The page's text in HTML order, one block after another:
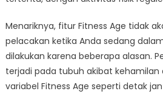
Menariknya, fitur Fitness Age tidak
pelacakan ketika Anda sedang
dilakukan karena beberapa alasan.
terjadi pada tubuh akibat
variabel Fitness Age seperti detak